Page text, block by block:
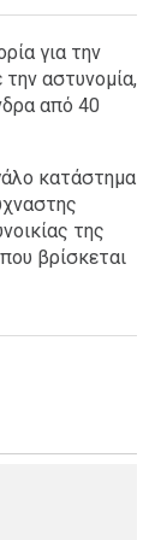
για την
αστυνομία,
από 40
κατάστημα
της
βρίσκεται